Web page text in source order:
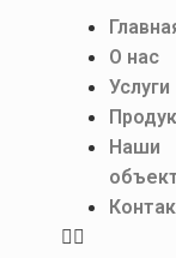
О нас
Услуги
Наши